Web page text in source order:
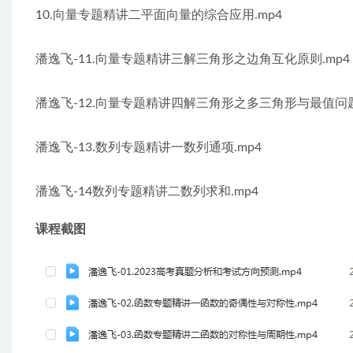
10.向量专题精讲二平面向量的综合应用.mp4
潘逸飞-11.向量专题精讲三解三角形之边角互化原则.mp4
潘逸飞-12.向量专题精讲四解三角形之多三角形与最值问
潘逸飞-13.数列专题精讲一数列通项.mp4
潘逸飞-14数列专题精讲二数列求和.mp4
课程截图